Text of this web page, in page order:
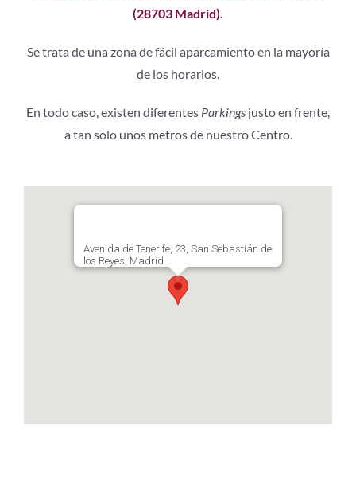
(28703 Madrid).
Se trata de una zona de fácil aparcamiento en la mayoría
de los horarios.
En todo caso, existen diferentes Parkings justo en frente,
a tan solo unos metros de nuestro Centro.
Avenida de Tenerife, 23, San Sebastián de
los Reyes, Madrid